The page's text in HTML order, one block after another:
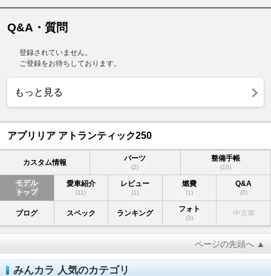
Q&A・質問
登録されていません。
ご登録をお待ちしております。
もっと見る
アプリリア アトランティック250
カスタム情報 パーツ
(2)
整備手帳
(10)
モデル
トップ
愛車紹介
(11)
レビュー
(1)
燃費
(1)
Q&A
(0)
ブログ スペック ランキング フォト
(3)
中古車
ページの先頭へ ▲
みんカラ 人気のカテゴリ